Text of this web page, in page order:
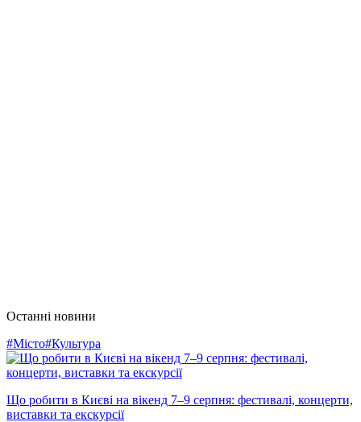
Останні новини
#Місто#Культура
Що робити в Києві на вікенд 7–9 серпня: фестивалі, концерти,
виставки та екскурсії